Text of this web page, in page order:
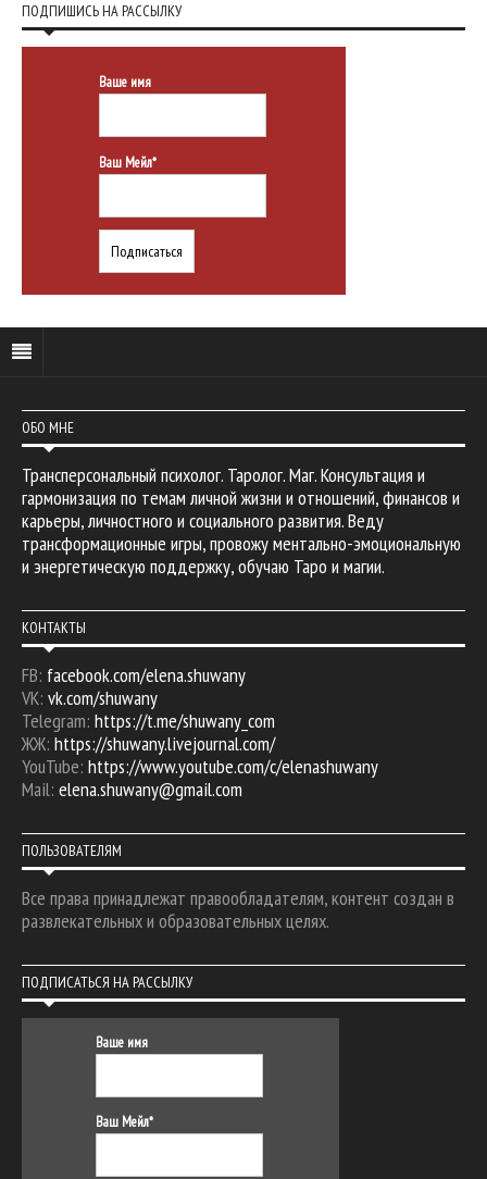
ПОДПИШИСЬ НА РАССЫЛКУ
Ваше имя
Ваш Мейл*
ОБО МНЕ
Трансперсональный психолог. Таролог. Маг. Консультация и
гармонизация по темам личной жизни и отношений, финансов и
карьеры, личностного и социального развития. Веду
трансформационные игры, провожу ментально-эмоциональную
и энергетическую поддержку, обучаю Таро и магии.
КОНТАКТЫ
FB: facebook.com/elena.shuwany
VK: vk.com/shuwany
Telegram: https://t.me/shuwany_com
ЖЖ: https://shuwany.livejournal.com/
YouTube: https://www.youtube.com/c/elenashuwany
Mail: elena.shuwany@gmail.com
ПОЛЬЗОВАТЕЛЯМ
Все права принадлежат правообладателям, контент создан в
развлекательных и образовательных целях.
ПОДПИСАТЬСЯ НА РАССЫЛКУ
Ваше имя
Ваш Мейл*